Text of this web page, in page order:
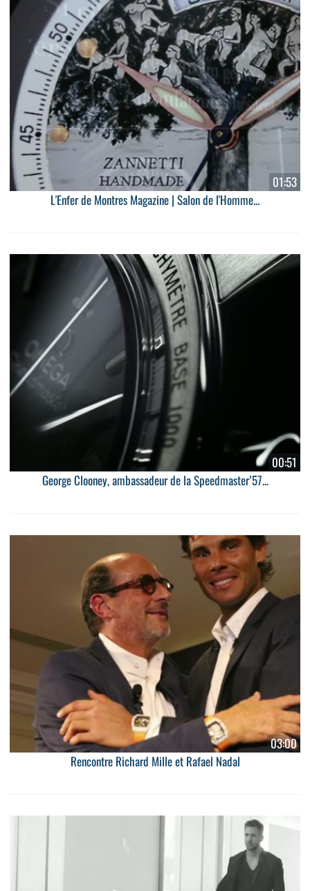
01:53
L'Enfer de Montres Magazine | Salon de l'Homme...
00:51
George Clooney, ambassadeur de la Speedmaster’57...
03:00
Rencontre Richard Mille et Rafael Nadal